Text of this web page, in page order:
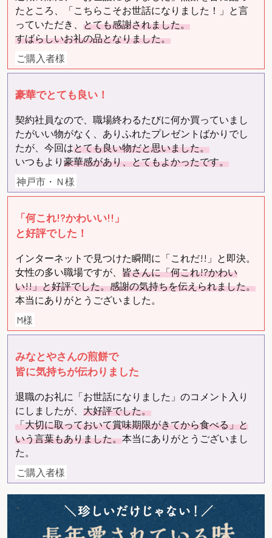
たところ、「こちらこそお世話になりました！」と言
っていただき、 とても感謝されました。
すばらしいお礼の品となりました。
ご購入者様
豪華でとても良い！
契約社員なので、職場終わるたびに何か買っていまし
たがいい物がなく、ありふれたプレゼントばかりでし
たが、今回はとても良い物だと思いました。
いつもより 豪華感があり、とてもよかったです。
神戸市・Ｎ様
「何これ!?かわいい!!」
と好評でした！
インターネットで見つけた瞬間に「これだ!!」と即決。
女性の多い職場ですが、 皆さんに「何これ!?かわい
い!!」と好評でした。感謝の気持ちを伝えられました。
本当にありがとうございました。
M様
みなとやさんの煎餅で
皆に気持ちが伝わりました
退職のお礼に「お世話になりました」のコメント入り
にしましたが、 大好評でした。
「大切に取っておいて賞味期限がきてから食べる」と
いう言葉もありました。本当にありがとうございまし
た。
ご購入者様